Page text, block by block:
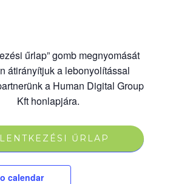
űrlap” gomb megnyomását
átirányítjuk a lebonyolítással
a Human Digital Group
Kft honlapjára.
ŰRLAP
calendar